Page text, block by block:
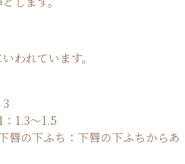
われています。
1.3〜1.5
の下ふち：下唇の下ふちからあ